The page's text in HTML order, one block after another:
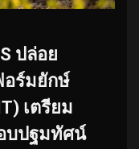
ปล่อย
อร์มยักษ์
เตรียม
บปฐมทัศน์